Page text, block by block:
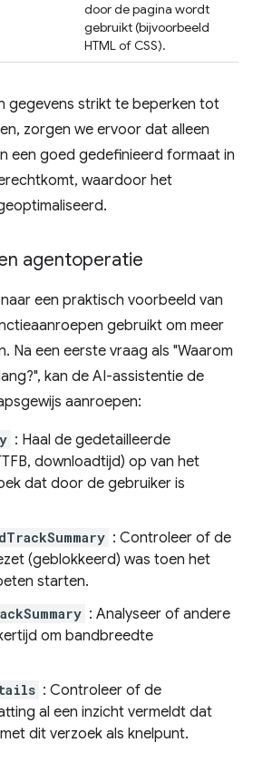
door de pagina wordt
gebruikt (bijvoorbeeld
HTML of CSS).
gegevens strikt te beperken tot
zorgen we ervoor dat alleen
een goed gedefinieerd formaat in
waardoor het
agentoperatie
een praktisch voorbeeld van
gebruikt om meer
Na een eerste vraag als "Waarom
kan de AI-assistentie de
aanroepen:
: Haal de gedetailleerde
downloadtijd) op van het
dat door de gebruiker is
: Controleer of de
(geblokkeerd) was toen het
starten.
: Analyseer of andere
om bandbreedte
: Controleer of de
al een inzicht vermeldt dat
dit verzoek als knelpunt.